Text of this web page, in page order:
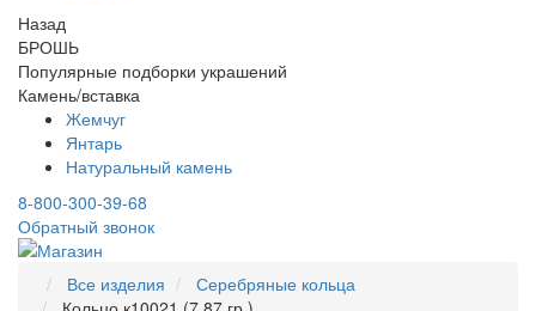
Назад
БРОШЬ
Популярные подборки украшений
Камень/вставка
Жемчуг
Янтарь
Натуральный камень
8-800-300-39-68
Обратный звонок
Все изделия
Серебряные кольца